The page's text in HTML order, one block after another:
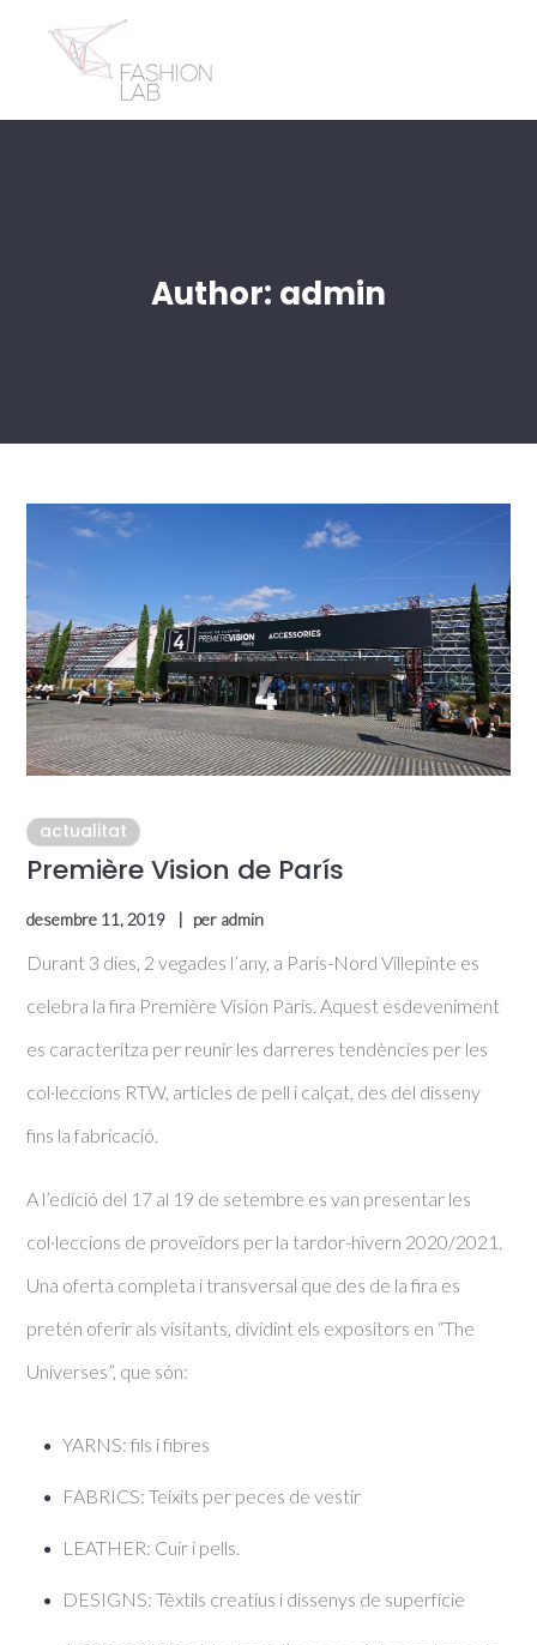
Author: admin
actualitat
Première Vision de París
desembre 11, 2019 per admin
Durant 3 dies, 2 vegades l’any, a Paris-Nord Villepinte es
celebra la fira Première Vision Paris. Aquest esdeveniment
es caracteritza per reunir les darreres tendències per les
col·leccions RTW, articles de pell i calçat, des del disseny
fins la fabricació.
A l’edició del 17 al 19 de setembre es van presentar les
col·leccions de proveïdors per la tardor-hivern 2020/2021.
Una oferta completa i transversal que des de la fira es
pretén oferir als visitants, dividint els expositors en “The
Universes”, que són:
YARNS: fils i fibres
FABRICS: Teixits per peces de vestir
LEATHER: Cuir i pells.
DESIGNS: Tèxtils creatius i dissenys de superfície